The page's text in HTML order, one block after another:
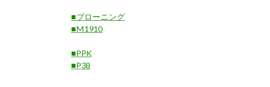
■ブローニング
■M1910
■PPK
■P38